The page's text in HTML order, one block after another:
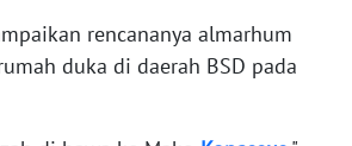
rencananya almarhum
duka di daerah BSD pada